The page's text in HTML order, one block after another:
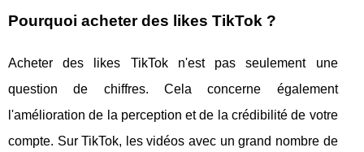
Pourquoi acheter des likes TikTok ?
Acheter des likes TikTok n'est pas seulement une
question de chiffres. Cela concerne également
l'amélioration de la perception et de la crédibilité de votre
compte. Sur TikTok, les vidéos avec un grand nombre de